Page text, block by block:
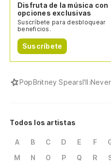
Disfruta de la música con
opciones exclusivas
Suscríbete para desbloquear
beneficios.
Suscríbete
PopBritney SpearsI'll
Todos los artistas
A B C D E F
M
N O P Q R